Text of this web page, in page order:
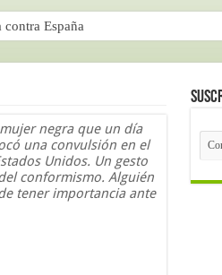
España
negra que un día
una convulsión en el
Unidos. Un gesto
conformismo. Alguién
tener importancia ante